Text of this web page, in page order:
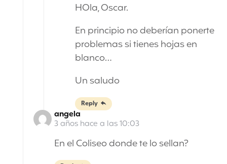
HOla, Oscar.
En principio no deberían ponerte
problemas si tienes hojas en
blanco…
Un saludo
Reply
angela
3 años hace a las 10:03
En el Coliseo donde te lo sellan?